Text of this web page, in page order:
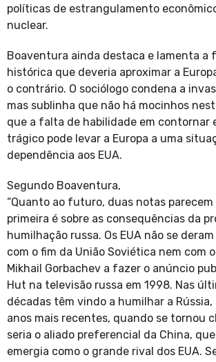
políticas de estrangulamento
nuclear.
Boaventura ainda destaca e lamenta a
histórica que deveria aproximar a
o contrário. O sociólogo condena a
mas sublinha que não há mocinhos
que a falta de habilidade em contornar
trágico pode levar a Europa a uma
dependência aos EUA.
Segundo Boaventura,
“Quanto ao futuro, duas notas parecem
primeira é sobre as consequências da
humilhação russa. Os EUA não se
com o fim da União Soviética nem com
Mikhail Gorbachev a fazer o anúncio
Hut na televisão russa em 1998. Nas
décadas têm vindo a humilhar a
anos mais recentes, quando se tornou
seria o aliado preferencial da China,
emergia como o grande rival dos EUA.